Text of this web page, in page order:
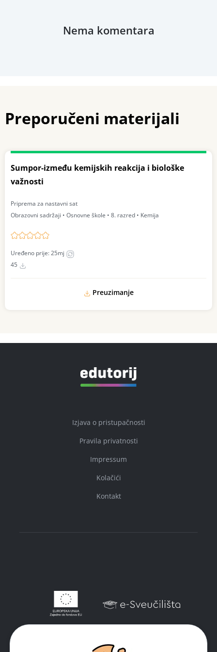
Nema komentara
Preporučeni materijali
Sumpor-između kemijskih reakcija i biološke
važnosti
Priprema za nastavni sat
Obrazovni sadržaji • Osnovne škole • 8. razred • Kemija
Uređeno prije: 25mj
45
Preuzimanje
Izjava o pristupačnosti
Pravila privatnosti
Impressum
Kolačići
Kontakt